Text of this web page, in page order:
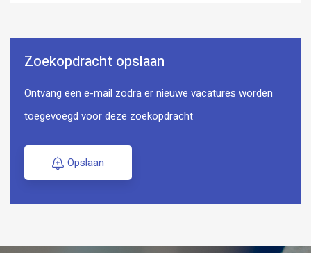
Zoekopdracht opslaan
Ontvang een e-mail zodra er nieuwe vacatures worden
toegevoegd voor deze zoekopdracht
Opslaan